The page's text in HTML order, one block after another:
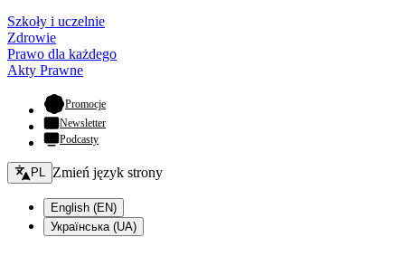
Szkoły i uczelnie
Zdrowie
Prawo dla każdego
Akty Prawne
Promocje- otwiera się w nowej karcie
Newsletter
Podcasty
Zmień język - bieżący:
PL Zmień język strony
English (EN)
Українська (UA)